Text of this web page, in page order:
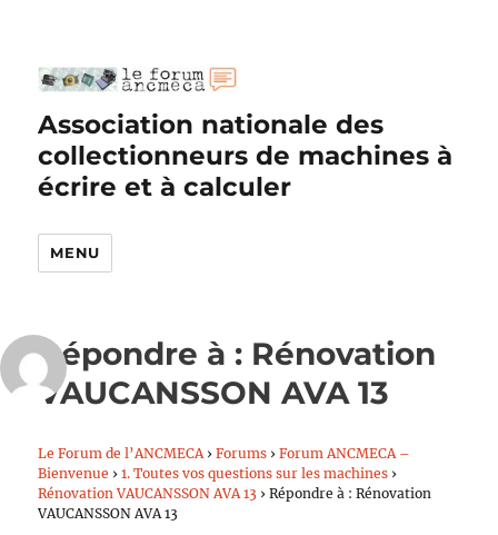
Association nationale des
collectionneurs de machines à
écrire et à calculer
MENU
Répondre à : Rénovation
VAUCANSSON AVA 13
Le Forum de l’ANCMECA › Forums › Forum ANCMECA –
Bienvenue › 1. Toutes vos questions sur les machines ›
Rénovation VAUCANSSON AVA 13 › Répondre à : Rénovation
VAUCANSSON AVA 13